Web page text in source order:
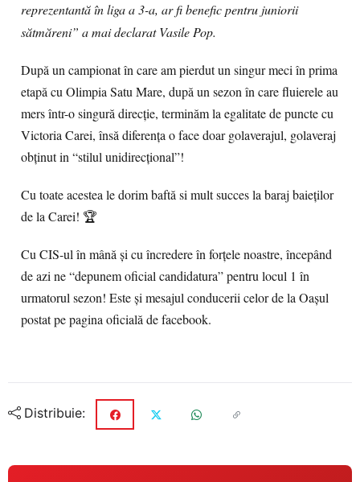
reprezentantă în liga a 3-a, ar fi benefic pentru juniorii
sătmăreni” a mai declarat Vasile Pop.
După un campionat în care am pierdut un singur meci în prima
etapă cu Olimpia Satu Mare, după un sezon în care fluierele au
mers într-o singură direcție, terminăm la egalitate de puncte cu
Victoria Carei, însă diferența o face doar golaverajul, golaveraj
obținut in “stilul unidirecțional”!
Cu toate acestea le dorim baftă si mult succes la baraj baieților
de la Carei! 🏆
Cu CIS-ul în mână și cu încredere în forțele noastre, începând
de azi ne “depunem oficial candidatura” pentru locul 1 în
urmatorul sezon! Este și mesajul conducerii celor de la Oașul
postat pe pagina oficială de facebook.
Distribuie: